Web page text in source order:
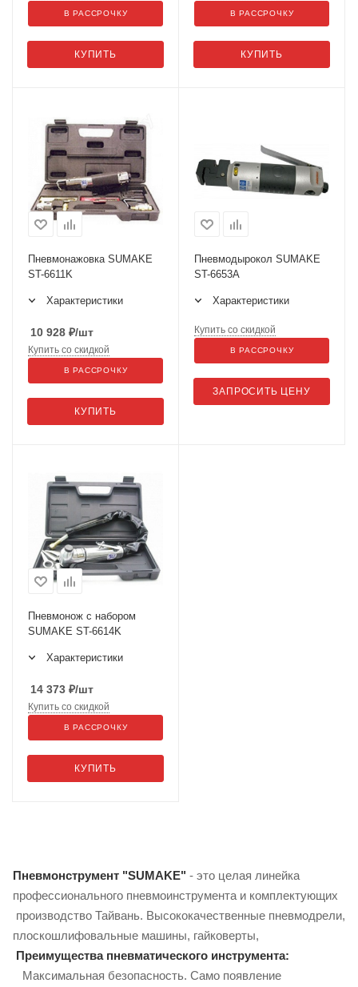
КУПИТЬ
В РАССРОЧКУ
КУПИТЬ
В РАССРОЧКУ
Пневмонажовка SUMAKE
ST-6611K
Характеристики
10 928 ₽/шт
КУПИТЬ
Купить со скидкой
В РАССРОЧКУ
Пневмодырокол SUMAKE
ST-6653A
Характеристики
ЗАПРОСИТЬ ЦЕНУ
Купить со скидкой
В РАССРОЧКУ
Пневмонож с набором
SUMAKE ST-6614K
Характеристики
14 373 ₽/шт
КУПИТЬ
Купить со скидкой
В РАССРОЧКУ
Пневмонструмент "SUMAKE" - это целая линейка
профессионального пневмоинструмента и комплектующих
производство Тайвань. Высококачественные пневмодрели,
плоскошлифовальные машины, гайковерты,
Преимущества пневматического инструмента:
Максимальная безопасность. Само появление